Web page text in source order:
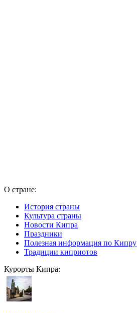
О стране:
История страны
Культура страны
Новости Кипра
Праздники
Полезная информация по Кипру
Традиции киприотов
Курорты Кипра: